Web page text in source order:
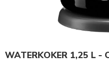
WATERKOKER 1,25 L -